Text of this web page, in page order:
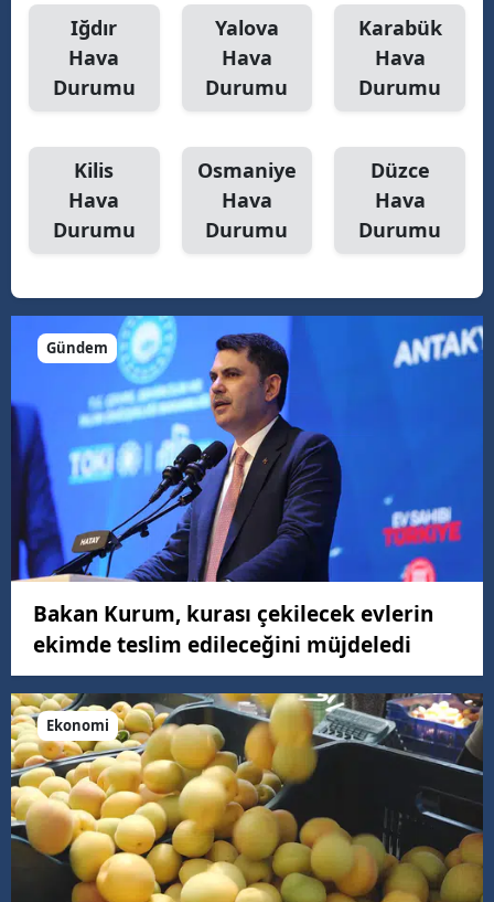
Iğdır
Hava
Durumu
Yalova
Hava
Durumu
Karabük
Hava
Durumu
Kilis
Hava
Durumu
Osmaniye
Hava
Durumu
Düzce
Hava
Durumu
Gündem
Bakan Kurum, kurası çekilecek evlerin
ekimde teslim edileceğini müjdeledi
Ekonomi